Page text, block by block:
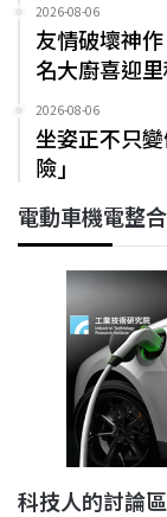
2026-08-06
友情破壞神
名大廚喜迎
2026-08-06
坐姿正不只
險」
電動車機電整
科技人的討論區